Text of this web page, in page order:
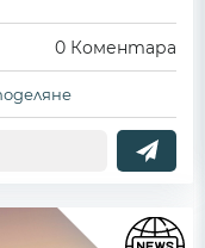
0 Коментара